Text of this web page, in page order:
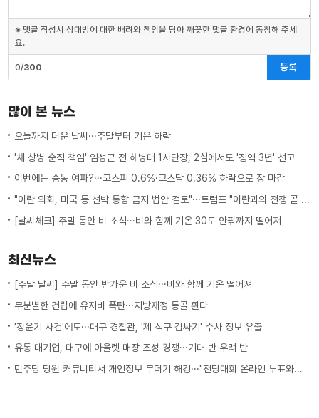
※ 댓글 작성시 상대방에 대한 배려와 책임을 담아 깨끗한 댓글 환경에 동참해 주세
요.
0/300 등록
많이 본 뉴스
오늘까지 더운 날씨···주말부터 기온 하락
'채 상병 순직 책임' 임성근 전 해병대 1사단장, 2심에서도 '징역 3년' 선고
이번에는 중동 여파?···코스피 0.6%·코스닥 0.36% 하락으로 장 마감
"이란 의회, 미국 등 선박 통항 금지 법안 검토"···트럼프 "이란과의 전쟁 곧 끝나"
[날씨체크] 주말 동안 비 소식···비와 함께 기온 30도 안팎까지 떨어져
최신뉴스
[주말 날씨] 주말 동안 반가운 비 소식···비와 함께 기온 떨어져
무분별한 건립에 유지비 폭탄···지방재정 등골 휜다
'장윤기 사건'에도···대구 경찰관, '제 식구 감싸기' 수사 정보 유출
유통 대기업, 대구에 아울렛 매장 조성 경쟁···기대 반 우려 반
민주당 당원 커뮤니티서 개인정보 무더기 해킹···"전당대회 온라인 투표와는 무관"